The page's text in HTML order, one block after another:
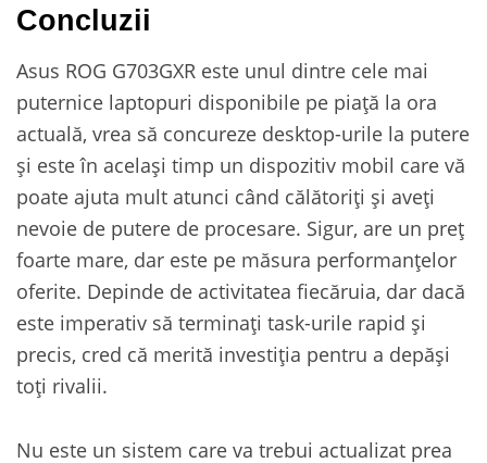
Concluzii
Asus ROG G703GXR este unul dintre cele mai
puternice laptopuri disponibile pe piață la ora
actuală, vrea să concureze desktop-urile la putere
și este în același timp un dispozitiv mobil care vă
poate ajuta mult atunci când călătoriți și aveți
nevoie de putere de procesare. Sigur, are un preț
foarte mare, dar este pe măsura performanțelor
oferite. Depinde de activitatea fiecăruia, dar dacă
este imperativ să terminați task-urile rapid și
precis, cred că merită investiția pentru a depăși
toți rivalii.
Nu este un sistem care va trebui actualizat prea